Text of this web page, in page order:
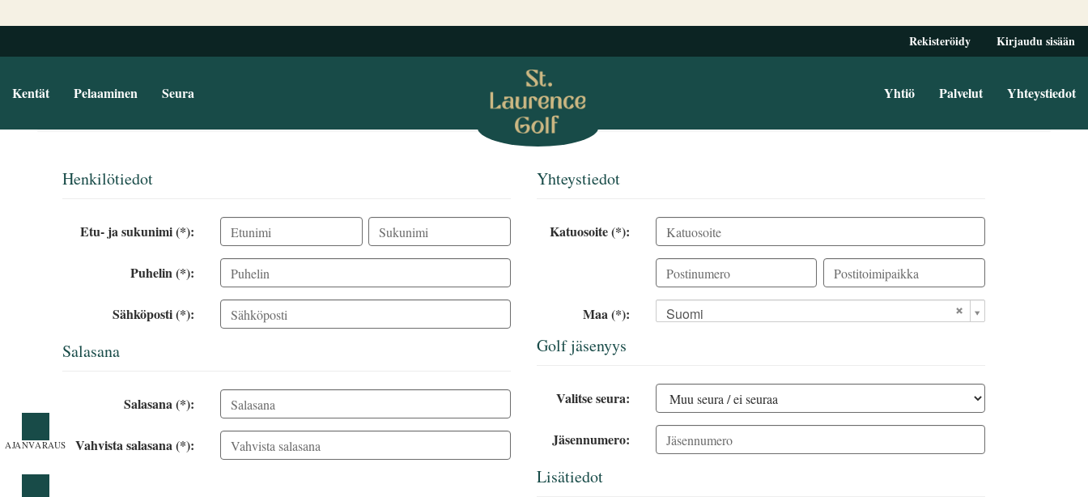
Rekisteröidy Kirjaudu sisään
Kentät Pelaaminen Seura Yhtiö Palvelut Yhteystiedot
Henkilötiedot
Etu- ja sukunimi (*):
Puhelin (*):
Sähköposti (*):
Salasana
Salasana (*):
Vahvista salasana (*):
Yhteystiedot
Katuosoite (*):
Maa (*): Suomi
Golf jäsenyys
Valitse seura:
Jäsennumero:
Lisätiedot